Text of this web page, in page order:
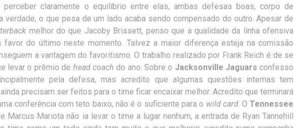
perceber claramente o equilíbrio entre elas, ambas defesas boas, corpo de
verdade, o que pesa de um lado acaba sendo compensado do outro. Apesar de
melhor do que Jacoby Brissett, penso que a qualidade da linha ofensiva
do último neste momento. Talvez a maior diferença esteja na comissão
a vantagem do favoritismo. O trabalho realizado por Frank Reich é de se
levar o prêmio de head coach do ano. Sobre o Jacksonville Jaguars confesso
pela defesa, mas acredito que algumas questões internas tem
precisam ser feitos para o time ficar encaixar melhor. Acredito que terminará
conferência com teto baixo, não é o suficiente para o wild card. O Tennessee
Marcus Mariota não ia levar o time a lugar nenhum, a entrada de Ryan Tannehill